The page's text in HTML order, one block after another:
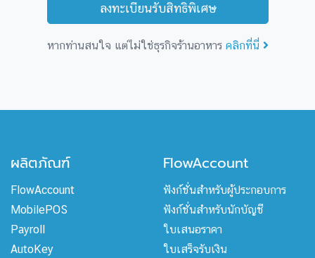
ลงทะเบียนรับสิทธิพิเศษ
หากท่านสนใจ แต่ไม่ใช่ธุรกิจร้านอาหาร คลิกที่นี่
ผลิตภัณฑ์
FlowAccount
MobilePOS
Payroll
AutoKey
FlowAccount
ฟังก์ชั่นสำหรับผู้ประกอบการ
ฟังก์ชั่นสำหรับนักบัญชี
ใบเสนอราคา
ใบเสร็จรับเงิน